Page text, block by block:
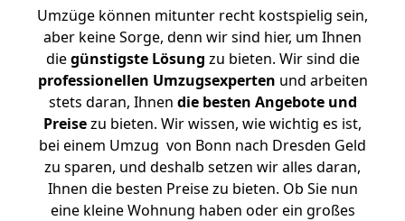
Umzüge können mitunter recht kostspielig sein,
aber keine Sorge, denn wir sind hier, um Ihnen
diegünstigste Lösung zu bieten. Wir sind die
professionellen Umzugsexperten und arbeiten
stets daran, Ihnen die besten Angebote und
Preisezu bieten. Wir wissen, wie wichtig es ist,
bei einem Umzug von Bonn nach Dresden Geld
zu sparen, und deshalb setzen wir alles daran,
Ihnen die besten Preise zu bieten. Ob Sie nun
eine kleine Wohnung haben oder ein großes